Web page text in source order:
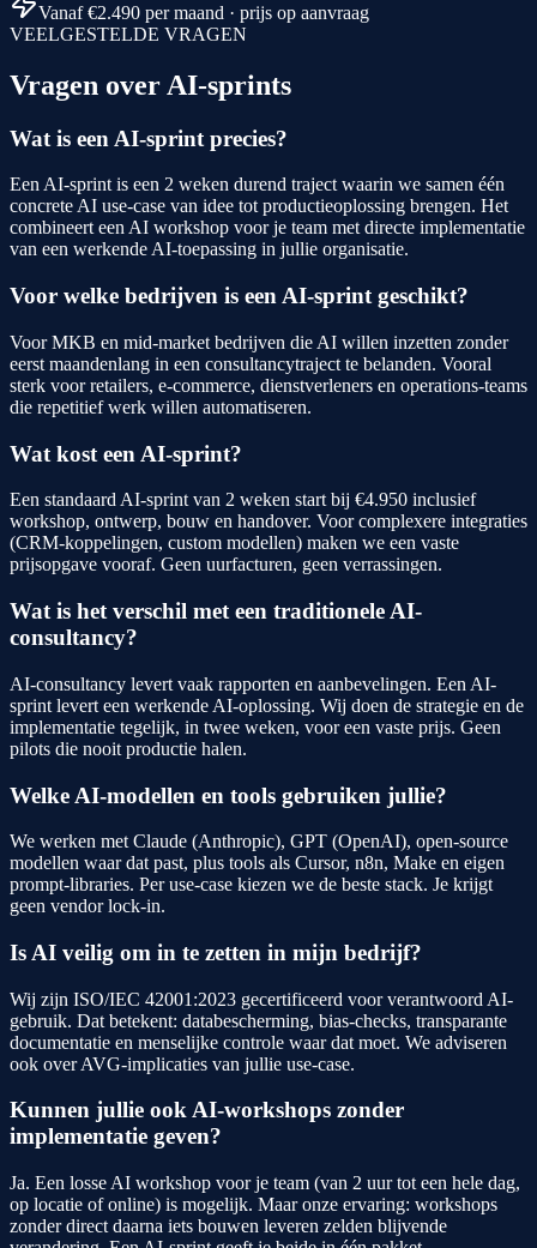
Vanaf €2.490 per maand · prijs op aanvraag
VEELGESTELDE VRAGEN
Vragen over AI-sprints
Wat is een AI-sprint precies?
Een AI-sprint is een 2 weken durend traject waarin we samen één
concrete AI use-case van idee tot productie­oplossing brengen. Het
combineert een AI workshop voor je team met directe implementatie
van een werkende AI-toepassing in jullie organisatie.
Voor welke bedrijven is een AI-sprint geschikt?
Voor MKB en mid-market bedrijven die AI willen inzetten zonder
eerst maandenlang in een consultancy­traject te belanden. Vooral
sterk voor retailers, e-commerce, dienstverleners en operations-teams
die repetitief werk willen automatiseren.
Wat kost een AI-sprint?
Een standaard AI-sprint van 2 weken start bij €4.950 inclusief
workshop, ontwerp, bouw en handover. Voor complexere integraties
(CRM-koppelingen, custom modellen) maken we een vaste
prijsopgave vooraf. Geen uurfacturen, geen verrassingen.
Wat is het verschil met een traditionele AI-
consultancy?
AI-consultancy levert vaak rapporten en aanbevelingen. Een AI-
sprint levert een werkende AI-oplossing. Wij doen de strategie en de
implementatie tegelijk, in twee weken, voor een vaste prijs. Geen
pilots die nooit productie halen.
Welke AI-modellen en tools gebruiken jullie?
We werken met Claude (Anthropic), GPT (OpenAI), open-source
modellen waar dat past, plus tools als Cursor, n8n, Make en eigen
prompt-libraries. Per use-case kiezen we de beste stack. Je krijgt
geen vendor lock-in.
Is AI veilig om in te zetten in mijn bedrijf?
Wij zijn ISO/IEC 42001:2023 gecertificeerd voor verantwoord AI-
gebruik. Dat betekent: data­bescherming, bias-checks, transparante
documentatie en menselijke controle waar dat moet. We adviseren
ook over AVG-implicaties van jullie use-case.
Kunnen jullie ook AI-workshops zonder
implementatie geven?
Ja. Een losse AI workshop voor je team (van 2 uur tot een hele dag,
op locatie of online) is mogelijk. Maar onze ervaring: workshops
zonder direct daarna iets bouwen leveren zelden blijvende